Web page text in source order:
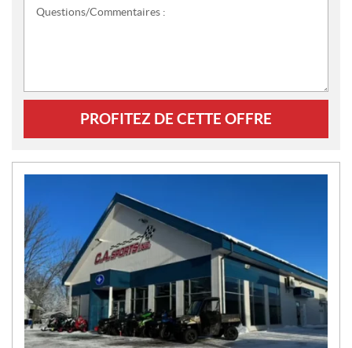
Questions/Commentaires :
PROFITEZ DE CETTE OFFRE
O
U
V
E
L
L
E
S